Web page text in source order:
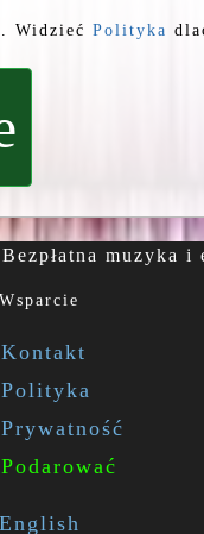
Widzieć Polityka
muzyka i
Wsparcie
Kontakt
Polityka
Prywatność
Podarować
English